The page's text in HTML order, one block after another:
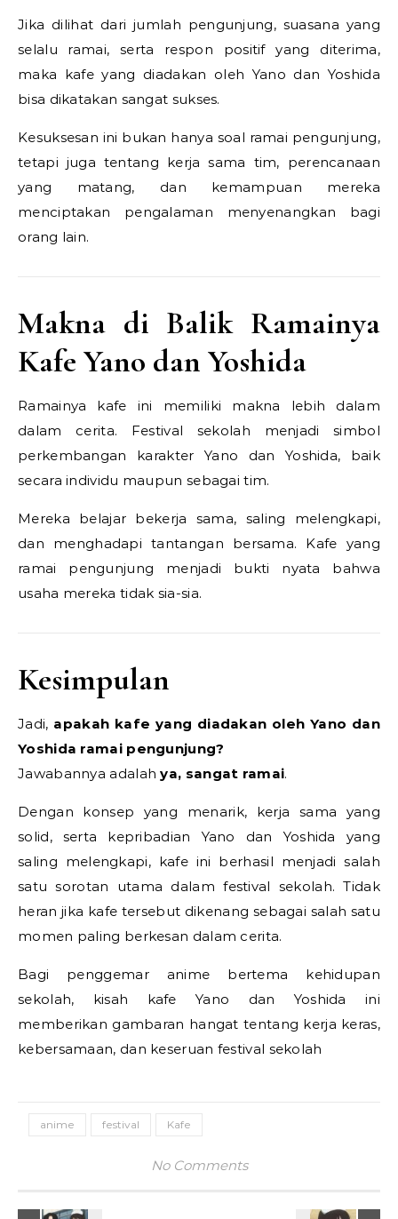
Jika dilihat dari jumlah pengunjung, suasana yang
selalu ramai, serta respon positif yang diterima,
maka kafe yang diadakan oleh Yano dan Yoshida
bisa dikatakan sangat sukses.
Kesuksesan ini bukan hanya soal ramai pengunjung,
tetapi juga tentang kerja sama tim, perencanaan
yang matang, dan kemampuan mereka
menciptakan pengalaman menyenangkan bagi
orang lain.
Makna di Balik Ramainya
Kafe Yano dan Yoshida
Ramainya kafe ini memiliki makna lebih dalam
dalam cerita. Festival sekolah menjadi simbol
perkembangan karakter Yano dan Yoshida, baik
secara individu maupun sebagai tim.
Mereka belajar bekerja sama, saling melengkapi,
dan menghadapi tantangan bersama. Kafe yang
ramai pengunjung menjadi bukti nyata bahwa
usaha mereka tidak sia-sia.
Kesimpulan
Jadi, apakah kafe yang diadakan oleh Yano dan
Yoshida ramai pengunjung?
Jawabannya adalahya, sangat ramai.
Dengan konsep yang menarik, kerja sama yang
solid, serta kepribadian Yano dan Yoshida yang
saling melengkapi, kafe ini berhasil menjadi salah
satu sorotan utama dalam festival sekolah. Tidak
heran jika kafe tersebut dikenang sebagai salah satu
momen paling berkesan dalam cerita.
Bagi penggemar anime bertema kehidupan
sekolah, kisah kafe Yano dan Yoshida ini
memberikan gambaran hangat tentang kerja keras,
kebersamaan, dan keseruan festival sekolah
anime festival Kafe
No Comments